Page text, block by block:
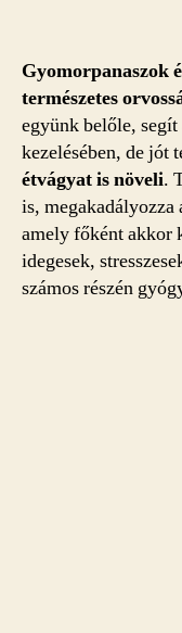
Gyomorpanaszok
természetes
együnk belőle,
kezelésében, de jót
étvágyat is növeli.
is,
amely főként akkor
idegesek,
számos részén